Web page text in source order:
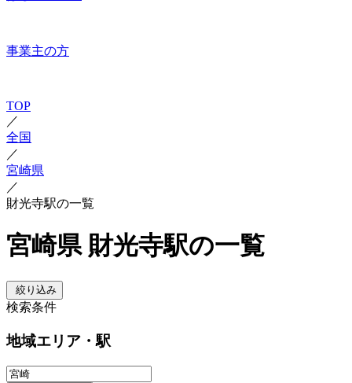
事業主の方
TOP
／
全国
／
宮崎県
／
財光寺駅の一覧
宮崎県 財光寺駅の一覧
絞り込み
検索条件
地域エリア・駅